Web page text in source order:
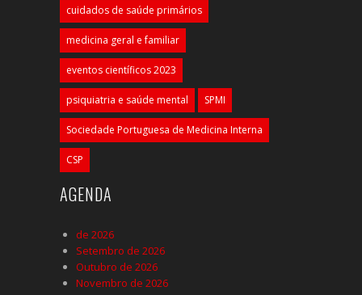
cuidados de saúde primários
medicina geral e familiar
eventos científicos 2023
psiquiatria e saúde mental SPMI
Sociedade Portuguesa de Medicina Interna
CSP
AGENDA
de 2026
Setembro de 2026
Outubro de 2026
Novembro de 2026